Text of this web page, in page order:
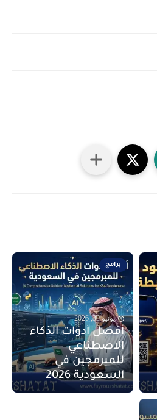
برامج
يونيو 30, 2026
أفضل أدوات الذكاء
الاصطناعي
للمبرمجين في
السعودية 2026